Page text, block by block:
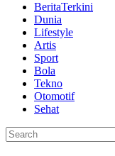
BeritaTerkini
Dunia
Lifestyle
Artis
Sport
Bola
Tekno
Otomotif
Sehat